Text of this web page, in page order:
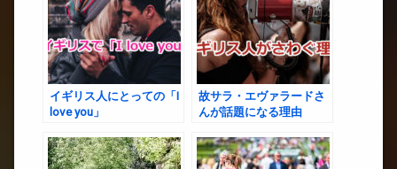
イギリス人にとっての「I
love you」
故サラ・エヴァラードさ
んが話題になる理由